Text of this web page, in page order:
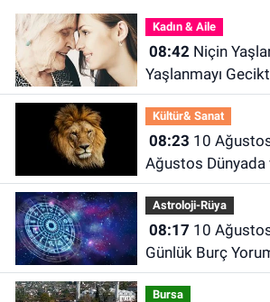
Kadın & Aile
08:42Niçin Yaşlanıyoruz?
Yaşlanmayı
Nedir? Uzun
Kültür& Sanat
08:23
Ağustos Dünyada ve Türkiye’de Ne
Astroloji-Rüya
08:17
Günlük Burç
Astroloji Rehberi
Bursa